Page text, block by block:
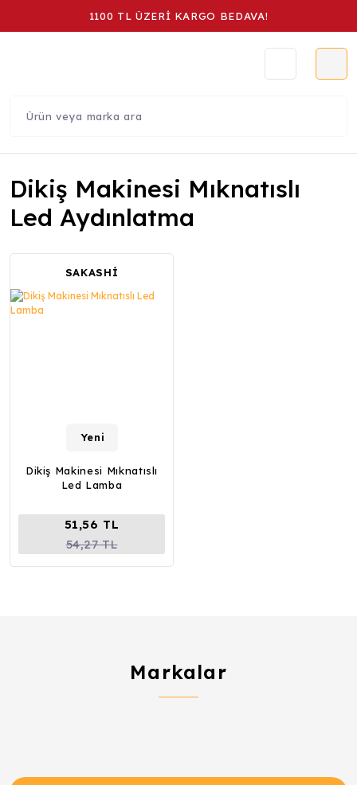
1100 TL ÜZERİ KARGO BEDAVA!
Dikiş Makinesi Mıknatıslı
Led Aydınlatma
SAKASHİ
Yeni
Dikiş Makinesi Mıknatıslı
Led Lamba
51,56 TL
54,27 TL
Markalar